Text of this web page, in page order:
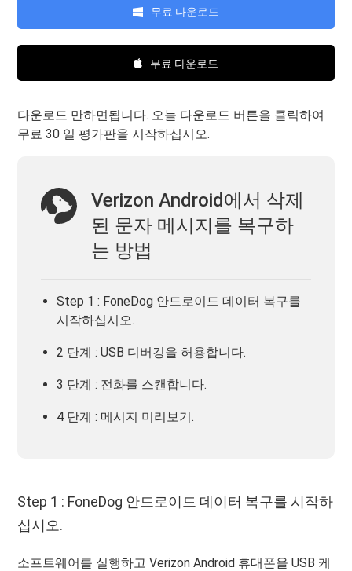
무료 다운로드
무료 다운로드
다운로드 만하면됩니다. 오늘 다운로드 버튼을 클릭하여
무료 30 일 평가판을 시작하십시오.
Verizon Android에서 삭제
된 문자 메시지를 복구하
는 방법
Step 1 : FoneDog 안드로이드 데이터 복구를
시작하십시오.
2 단계 : USB 디버깅을 허용합니다.
3 단계 : 전화를 스캔합니다.
4 단계 : 메시지 미리보기.
Step 1 : FoneDog 안드로이드 데이터 복구를 시작하
십시오.
소프트웨어를 실행하고 Verizon Android 휴대폰을 USB 케